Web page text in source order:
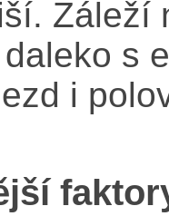
Záleží
s
i